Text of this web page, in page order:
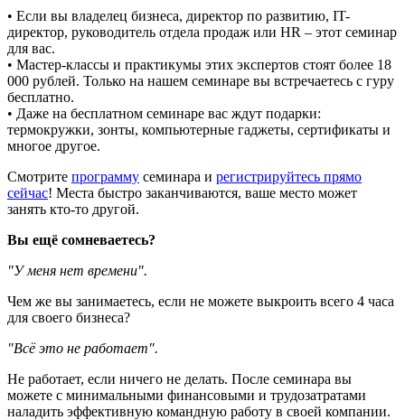
• Если вы владелец бизнеса, директор по развитию, IT-
директор, руководитель отдела продаж или HR – этот семинар
для вас.
• Мастер-классы и практикумы этих экспертов стоят более 18
000 рублей. Только на нашем семинаре вы встречаетесь с гуру
бесплатно.
• Даже на бесплатном семинаре вас ждут подарки:
термокружки, зонты, компьютерные гаджеты, сертификаты и
многое другое.
Смотрите программу семинара и регистрируйтесь прямо
сейчас! Места быстро заканчиваются, ваше место может
занять кто-то другой.
Вы ещё сомневаетесь?
"У меня нет времени".
Чем же вы занимаетесь, если не можете выкроить всего 4 часа
для своего бизнеса?
"Всё это не работает".
Не работает, если ничего не делать. После семинара вы
можете с минимальными финансовыми и трудозатратами
наладить эффективную командную работу в своей компании.